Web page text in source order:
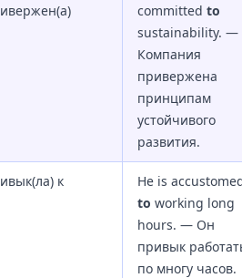
committed to
sustainability. —
Компания
привержена
принципам
устойчивого
развития.
к
He is
to working long
hours. — Он
привык
по многу часов.